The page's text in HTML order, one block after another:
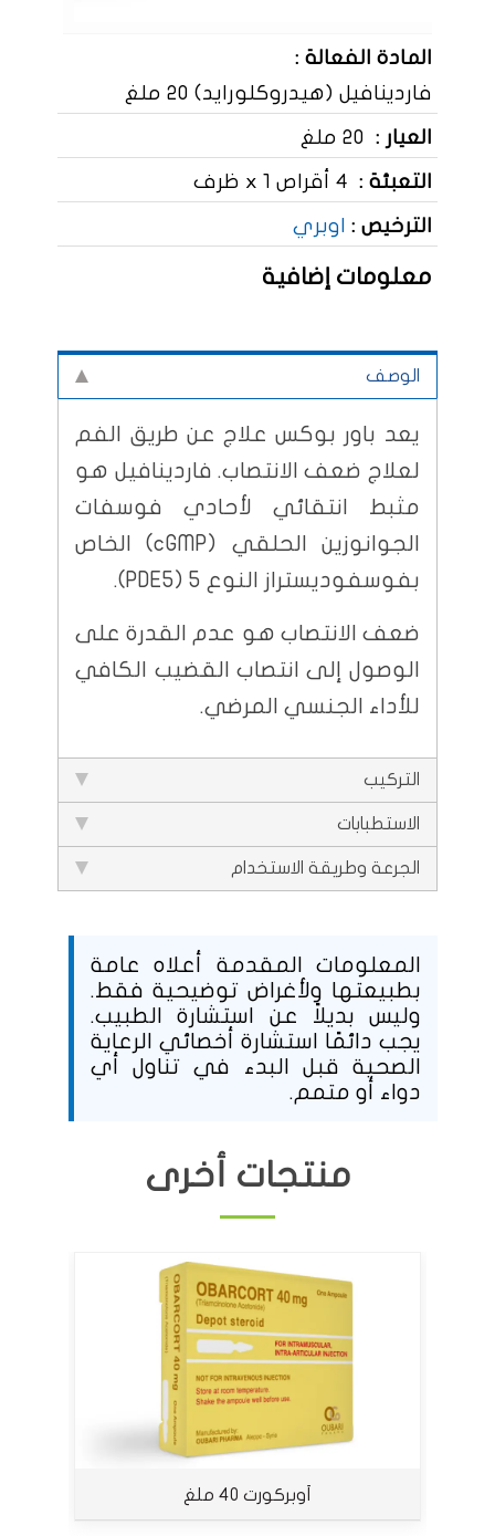
المادة الفعالة :
فاردينافيل (هيدروكلورايد) 20 ملغ
العيار : 20 ملغ
التعبئة : 4 أقراص x 1 ظرف
الترخيص : اوبري
معلومات إضافية
الوصف
يعد باور بوكس علاج عن طريق الفم
لعلاج ضعف الانتصاب. فاردينافيل هو
مثبط انتقائي لأحادي فوسفات
الجوانوزين الحلقي (cGMP) الخاص
بفوسفوديستراز النوع 5 (PDE5).
ضعف الانتصاب هو عدم القدرة على
الوصول إلى انتصاب القضيب الكافي
للأداء الجنسي المرضي.
التركيب
الاستطبابات
الجرعة وطريقة الاستخدام
المعلومات المقدمة أعلاه عامة
بطبيعتها ولأغراض توضيحية فقط.
وليس بديلاً عن استشارة الطبيب.
يجب دائمًا استشارة أخصائي الرعاية
الصحية قبل البدء في تناول أي
دواء أو متمم.
منتجات أخرى
أوبركورت 40 ملغ